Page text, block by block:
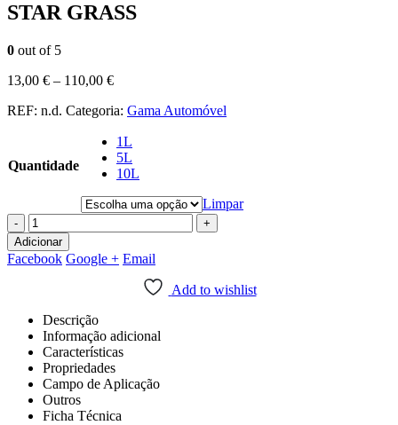
STAR GRASS
0 out of 5
13,00 € – 110,00 €
REF: n.d. Categoria: Gama Automóvel
Quantidade
1L
5L
10L
Limpar
-
+
Adicionar
Facebook Google + Email
Add to wishlist
Descrição
Informação adicional
Características
Propriedades
Campo de Aplicação
Outros
Ficha Técnica